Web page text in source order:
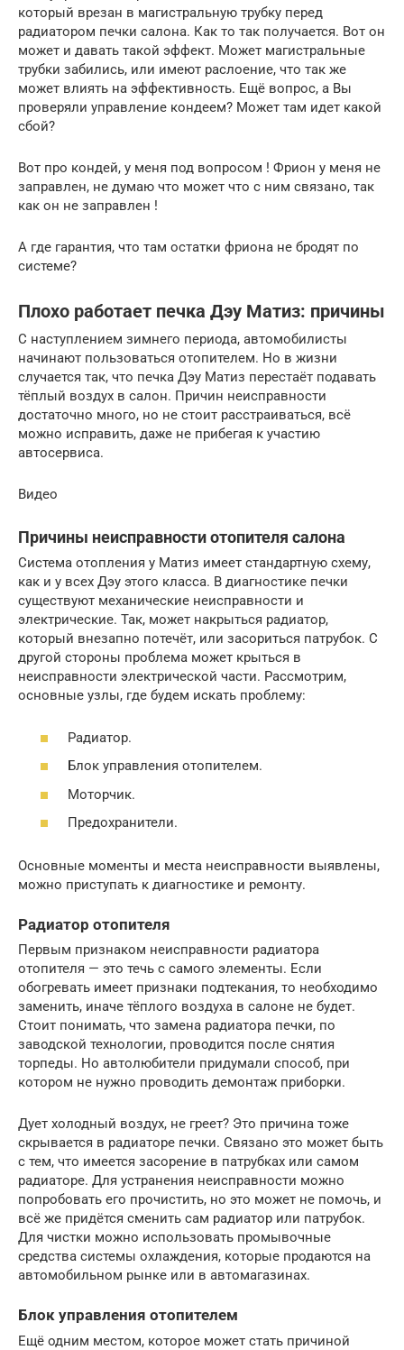
который врезан в магистральную трубку перед
радиатором печки салона. Как то так получается. Вот он
может и давать такой эффект. Может магистральные
трубки забились, или имеют раслоение, что так же
может влиять на эффективность. Ещё вопрос, а Вы
проверяли управление кондеем? Может там идет какой
сбой?
Вот про кондей, у меня под вопросом ! Фрион у меня не
заправлен, не думаю что может что с ним связано, так
как он не заправлен !
А где гарантия, что там остатки фриона не бродят по
системе?
Плохо работает печка Дэу Матиз: причины
С наступлением зимнего периода, автомобилисты
начинают пользоваться отопителем. Но в жизни
случается так, что печка Дэу Матиз перестаёт подавать
тёплый воздух в салон. Причин неисправности
достаточно много, но не стоит расстраиваться, всё
можно исправить, даже не прибегая к участию
автосервиса.
Видео
Причины неисправности отопителя салона
Система отопления у Матиз имеет стандартную схему,
как и у всех Дэу этого класса. В диагностике печки
существуют механические неисправности и
электрические. Так, может накрыться радиатор,
который внезапно потечёт, или засориться патрубок. С
другой стороны проблема может крыться в
неисправности электрической части. Рассмотрим,
основные узлы, где будем искать проблему:
Радиатор.
Блок управления отопителем.
Моторчик.
Предохранители.
Основные моменты и места неисправности выявлены,
можно приступать к диагностике и ремонту.
Радиатор отопителя
Первым признаком неисправности радиатора
отопителя — это течь с самого элементы. Если
обогревать имеет признаки подтекания, то необходимо
заменить, иначе тёплого воздуха в салоне не будет.
Стоит понимать, что замена радиатора печки, по
заводской технологии, проводится после снятия
торпеды. Но автолюбители придумали способ, при
котором не нужно проводить демонтаж приборки.
Дует холодный воздух, не греет? Это причина тоже
скрывается в радиаторе печки. Связано это может быть
с тем, что имеется засорение в патрубках или самом
радиаторе. Для устранения неисправности можно
попробовать его прочистить, но это может не помочь, и
всё же придётся сменить сам радиатор или патрубок.
Для чистки можно использовать промывочные
средства системы охлаждения, которые продаются на
автомобильном рынке или в автомагазинах.
Блок управления отопителем
Ещё одним местом, которое может стать причиной